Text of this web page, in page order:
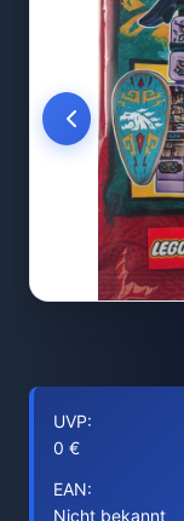
UVP:
0 €
EAN:
Nicht bekannt